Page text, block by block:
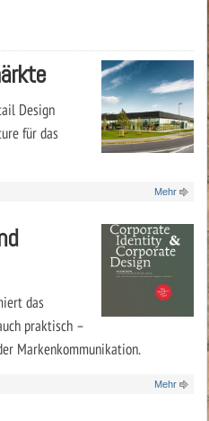
Design
für das
Mehr
das
praktisch –
Markenkommunikation.
Mehr